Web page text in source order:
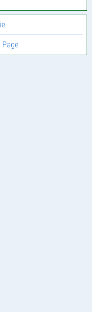
Page